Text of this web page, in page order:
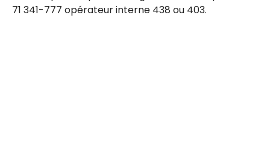
71 341-777 opérateur interne 438 ou 403.